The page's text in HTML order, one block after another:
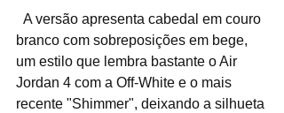
branco com sobreposições em bege,
um estilo que lembra bastante o Air
Jordan 4 com a Off-White e o mais
recente "Shimmer", deixando a silhueta